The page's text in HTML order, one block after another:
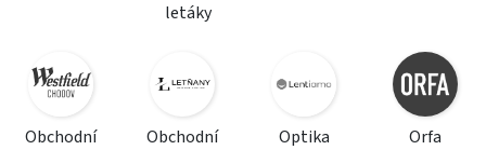
letáky
Obchodní
Obchodní
Optika
Orfa